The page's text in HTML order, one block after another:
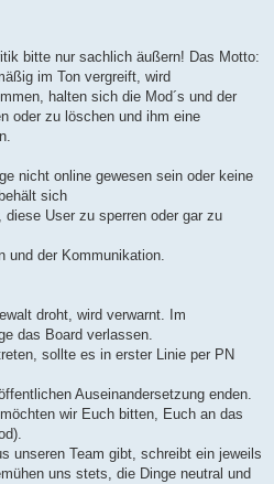
bitte nur sachlich äußern! Das Motto:
im Ton vergreift, wird
halten sich die Mod´s und der
oder zu löschen und ihm eine
nicht online gewesen sein oder keine
sich
User zu sperren oder gar zu
und der Kommunikation.
droht, wird verwarnt. Im
das Board verlassen.
sollte es in erster Linie per PN
Auseinandersetzung enden.
wir Euch bitten, Euch an das
unseren Team gibt, schreibt ein jeweils
uns stets, die Dinge neutral und